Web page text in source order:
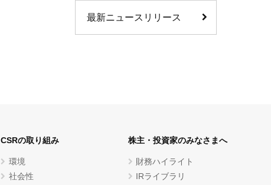
最新ニュースリリース
CSRの取り組み
環境
社会性
株主・投資家のみなさまへ
財務ハイライト
IRライブラリ